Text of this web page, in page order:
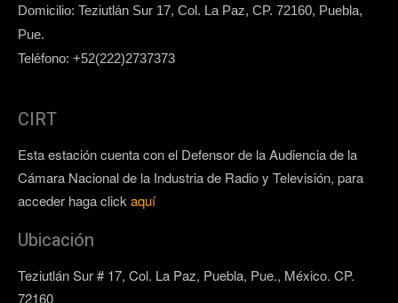
Domicilio: Teziutlán Sur 17, Col. La Paz, CP. 72160, Puebla,
Pue.
Teléfono: +52(222)2737373
CIRT
Esta estación cuenta con el Defensor de la Audiencia de la
Cámara Nacional de la Industria de Radio y Televisión, para
acceder haga clickaquí
Ubicación
Teziutlán Sur # 17, Col. La Paz, Puebla, Pue., México. CP.
72160